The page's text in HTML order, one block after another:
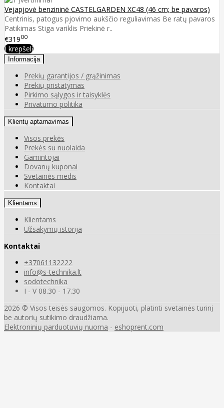
Vejapjovė benzininė CASTELGARDEN XC48 (46 cm; be pavaros)
Centrinis, patogus pjovimo aukščio reguliavimas Be ratų pavaros
Patikimas Stiga variklis Priekinė r..
€31900
Į krepšelį
Informacija
Prekių garantijos / grąžinimas
Prekių pristatymas
Pirkimo sąlygos ir taisyklės
Privatumo politika
Klientų aptarnavimas
Visos prekės
Prekės su nuolaida
Gamintojai
Dovanų kuponai
Svetainės medis
Kontaktai
Klientams
Klientams
Užsakymų istorija
Kontaktai
+37061132222
info@s-technika.lt
sodotechnika
I - V 08.30 - 17.30
2026 © Visos teisės saugomos. Kopijuoti, platinti svetainės turinį
be autorių sutikimo draudžiama.
Elektroninių parduotuvių nuoma - eshoprent.com